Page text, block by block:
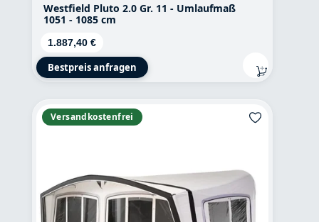
Westfield Pluto 2.0 Gr. 11 - Umlaufmaß
1051 - 1085 cm
Regulärer Preis:
1.887,40 €
Bestpreis anfragen
Versandkostenfrei